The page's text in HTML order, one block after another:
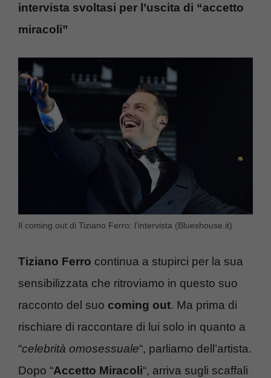
intervista svoltasi per l’uscita di “accetto
miracoli”
Il coming out di Tiziano Ferro: l’intervista (Blueshouse.it)
Tiziano Ferro continua a stupirci per la sua
sensibilizzata che ritroviamo in questo suo
racconto del suo coming out. Ma prima di
rischiare di raccontare di lui solo in quanto a
“celebrità omosessuale“, parliamo dell’artista.
Dopo “Accetto Miracoli“, arriva sugli scaffali